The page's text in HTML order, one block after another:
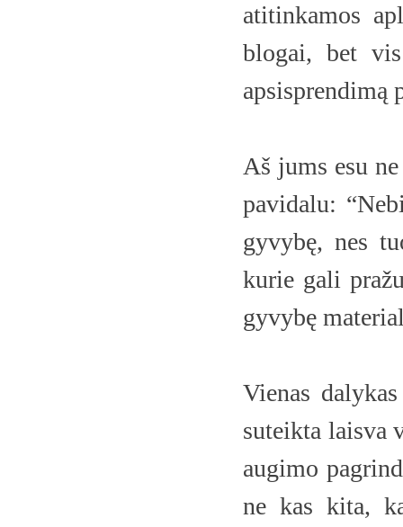
atitinkamos
blogai, bet
apsisprendimą
Aš jums esu
pavidalu:
gyvybę, nes
kurie gali
gyvybę
Vienas
suteikta laisva
augimo
ne kas kita,